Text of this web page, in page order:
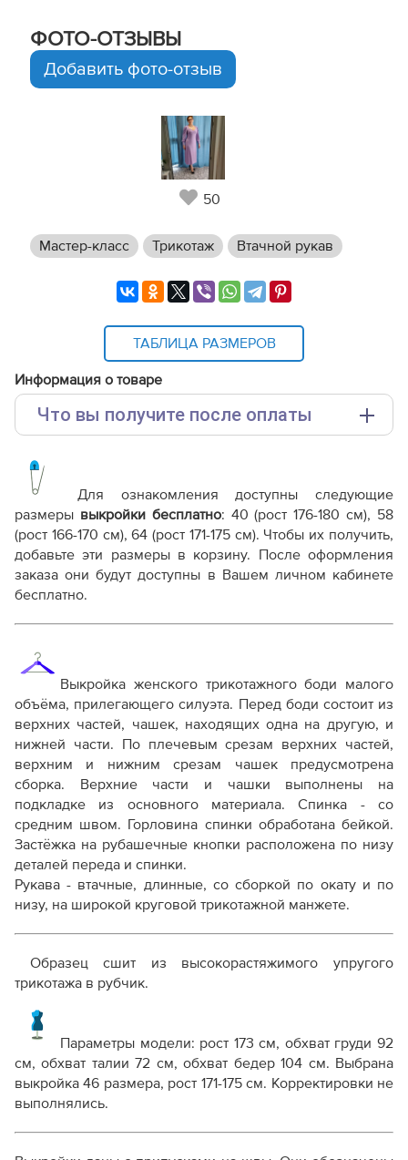
ФОТО-ОТЗЫВЫ
Добавить фото-отзыв
50
Мастер-класс Трикотаж Втачной рукав
ТАБЛИЦА РАЗМЕРОВ
Информация о товаре
Что вы получите после оплаты
Выкройка PDF для печати на принтере A4 или
плоттере A0 с шириной печати 810мм в зависимости
от выбора формата
Инструкция-боди-Лучия984.pdf
Дополнительные файлы:
Терминология ВТО
Как распечатывать выкройки
Как скорректировать готовую выкройку по росту
Для ознакомления доступны следующие
размеры выкройки бесплатно: 40 (рост 176-180 см), 58
(рост 166-170 см), 64 (рост 171-175 см). Чтобы их получить,
добавьте эти размеры в корзину. После оформления
заказа они будут доступны в Вашем личном кабинете
бесплатно.
Выкройка женского трикотажного боди малого
объёма, прилегающего силуэта. Перед боди состоит из
верхних частей, чашек, находящих одна на другую, и
нижней части. По плечевым срезам верхних частей,
верхним и нижним срезам чашек предусмотрена
сборка. Верхние части и чашки выполнены на
подкладке из основного материала.Спинка - со
средним швом. Горловина спинки обработана бейкой.
Застёжка на рубашечные кнопки расположена по низу
деталей переда и спинки.
Рукава - втачные, длинные, со сборкой по окату и по
низу, на широкой круговой трикотажной манжете.
Образец сшит из высокорастяжимого упругого
трикотажа в рубчик.
Параметры модели: рост 173 см, обхват груди 92
см, обхват талии 72 см, обхват бедер 104 см. Выбрана
выкройка 46 размера, рост 171-175 см. Корректировки не
выполнялись.